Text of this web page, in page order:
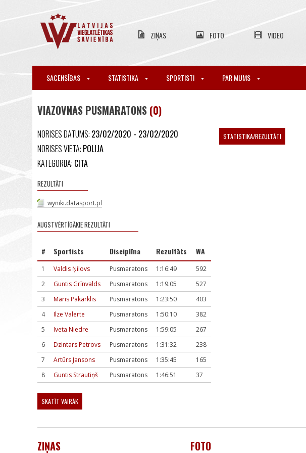
ZIŅAS FOTO VIDEO
SACENSĪBAS STATISTIKA SPORTISTI PAR MUMS
VIAZOVNAS PUSMARATONS (0)
NORISES DATUMS: 23/02/2020 - 23/02/2020
NORISES VIETA: POLIJA
KATEGORIJA: CITA
REZULTĀTI
wyniki.datasport.pl
AUGSTVĒRTĪGĀKIE REZULTĀTI
# Sportists Disciplīna Rezultāts WA
1 Valdis Ņilovs Pusmaratons 1:16:49
592
2
Guntis Grīnvalds Pusmaratons 1:19:05
527
3
Māris Pakārklis Pusmaratons 1:23:50
403
4
Ilze Valerte Pusmaratons 1:50:10
382
5
Iveta Niedre Pusmaratons 1:59:05
267
6
Dzintars Petrovs Pusmaratons 1:31:32
238
7
Artūrs Jansons Pusmaratons 1:35:45
165
8
Guntis Strautiņš Pusmaratons 1:46:51 37
SKATĪT VAIRĀK
STATISTIKA/REZULTĀTI
ZIŅAS FOTO